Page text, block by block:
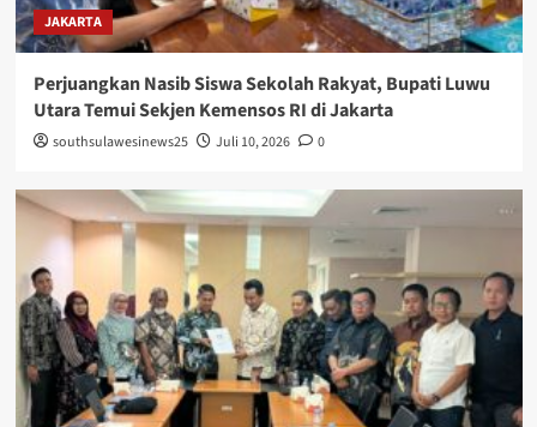
JAKARTA
Perjuangkan Nasib Siswa Sekolah Rakyat, Bupati Luwu
Utara Temui Sekjen Kemensos RI di Jakarta
southsulawesinews25 Juli 10, 2026 0